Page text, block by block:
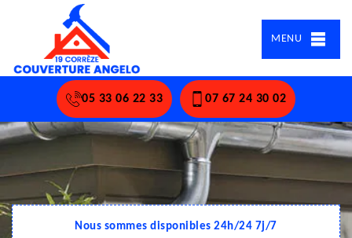
MENU
05 33 06 22 33 07 67 24 30 02
Nous sommes disponibles 24h/24 7j/7